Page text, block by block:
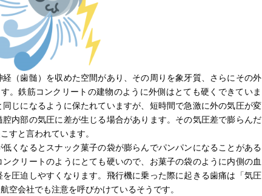
（歯髄）を収めた空間があり、その周りを象牙質、さらにその外
。鉄筋コンクリートの建物のように外側はとても硬くできていま
じになるように保たれていますが、短時間で急激に外の気圧が変
内部の気圧に差が生じる場合があります。その気圧差で膨らんだ
すと言われています。
くなるとスナック菓子の袋が膨らんでパンパンになることがある
クリートのようにとても硬いので、お菓子の袋のように内側の血
圧迫しやすくなります。飛行機に乗った際に起きる歯痛は「気圧
空会社でも注意を呼びかけているそうです。